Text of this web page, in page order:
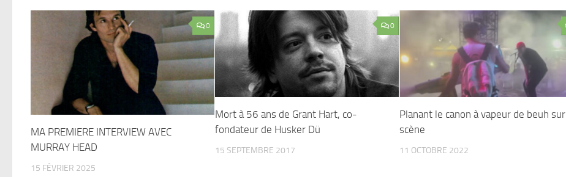
0
MA PREMIERE INTERVIEW AVEC
MURRAY HEAD
15 FÉVRIER 2025
0
Mort à 56 ans de Grant Hart, co-
fondateur de Husker Dü
15 SEPTEMBRE 2017
Planant le canon à vapeur de beuh sur
scène
11 OCTOBRE 2022